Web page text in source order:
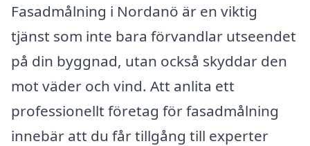
Fasadmålning i Nordanö är en viktig
tjänst som inte bara förvandlar utseendet
på din byggnad, utan också skyddar den
mot väder och vind. Att anlita ett
professionellt företag för fasadmålning
innebär att du får tillgång till experter